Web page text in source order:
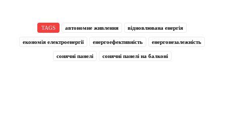
TAGS автономне живлення відновлювана енергія
економія електроенергії енергоефективність енергонезалежність
сонячні панелі сонячні панелі на балконі